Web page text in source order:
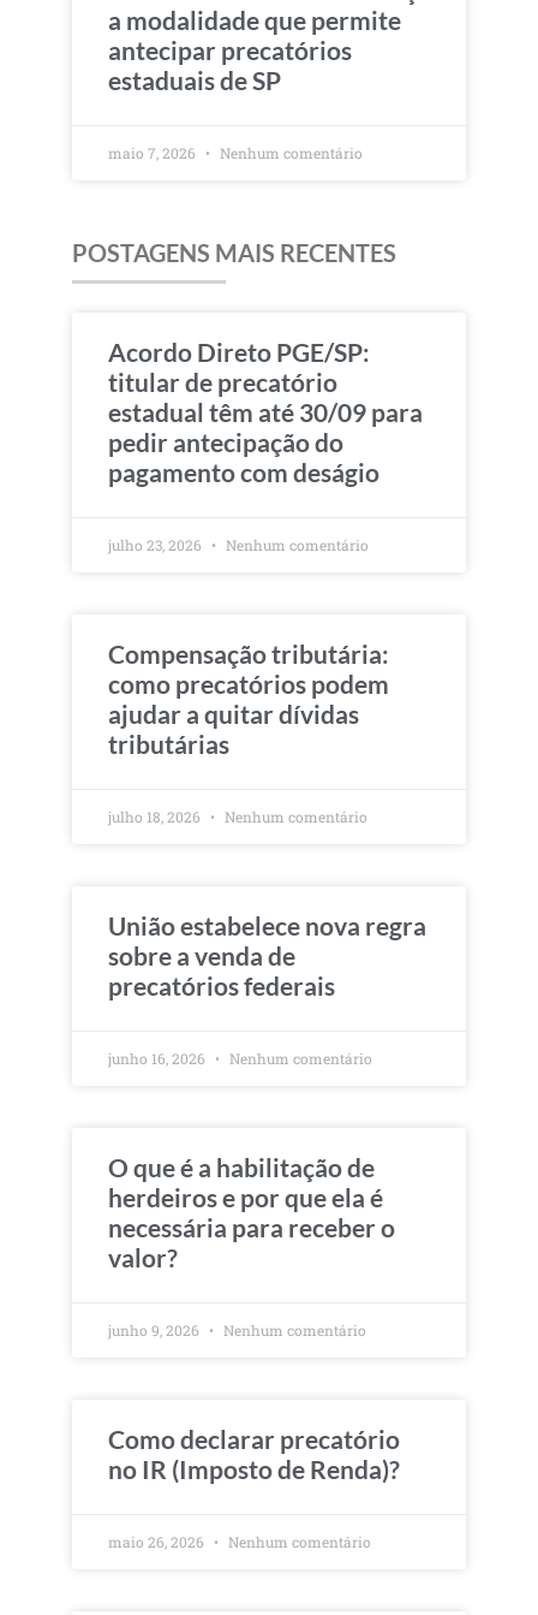
a modalidade que permite
antecipar precatórios
estaduais de SP
maio 7, 2026 Nenhum comentário
POSTAGENS MAIS RECENTES
Acordo Direto PGE/SP:
titular de precatório
estadual têm até 30/09 para
pedir antecipação do
pagamento com deságio
julho 23, 2026 Nenhum comentário
Compensação tributária:
como precatórios podem
ajudar a quitar dívidas
tributárias
julho 18, 2026 Nenhum comentário
União estabelece nova regra
sobre a venda de
precatórios federais
junho 16, 2026 Nenhum comentário
O que é a habilitação de
herdeiros e por que ela é
necessária para receber o
valor?
junho 9, 2026 Nenhum comentário
Como declarar precatório
no IR (Imposto de Renda)?
maio 26, 2026 Nenhum comentário